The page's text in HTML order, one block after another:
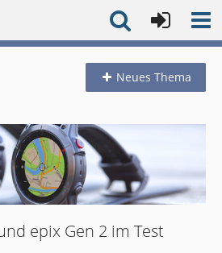
Neues Thema
epix Gen 2 im Test